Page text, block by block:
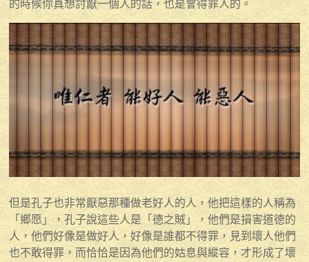
的時候你真想討厭一個人的話，也是會得罪人的。
但是孔子也非常厭惡那種做老好人的人，他把這樣的人稱為
「鄉愿」，孔子說這些人是「德之賊」，他們是損害道德的
人，他們好像是做好人，好像是誰都不得罪，見到壞人他們
也不敢得罪，而恰恰是因為他們的姑息與縱容，才形成了壞